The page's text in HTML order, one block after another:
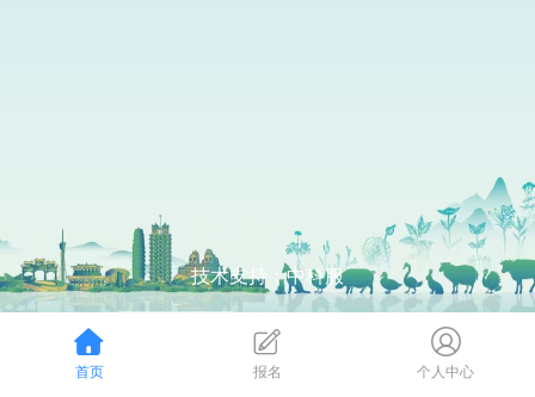
技术支持：中科服
首页 报名 个人中心